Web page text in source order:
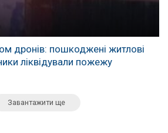
дронів: пошкоджені житлові
ліквідували пожежу
Завантажити ще